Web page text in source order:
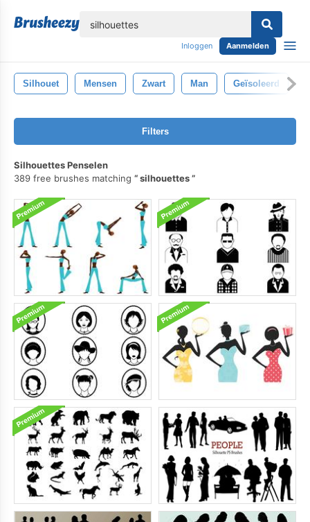
Inloggen Aanmelden
Silhouet Mensen Zwart Man Geïsoleerd
Filters
Silhouettes Penselen
389 free brushes matching
silhouettes